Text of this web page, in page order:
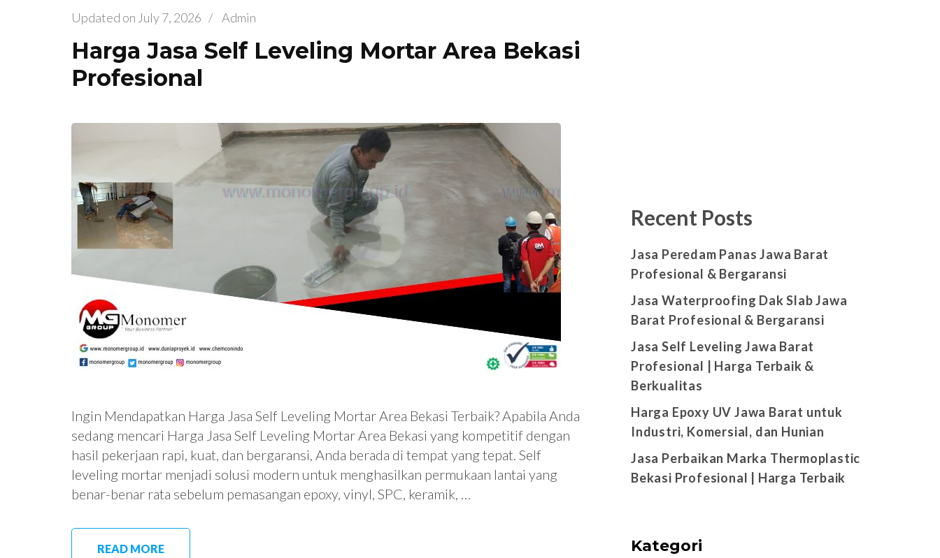
Updated on July 7, 2026 / Admin
Harga Jasa Self Leveling Mortar Area Bekasi
Profesional
Ingin Mendapatkan Harga Jasa Self Leveling Mortar Area Bekasi Terbaik? Apabila Anda
sedang mencari Harga Jasa Self Leveling Mortar Area Bekasi yang kompetitif dengan
hasil pekerjaan rapi, kuat, dan bergaransi, Anda berada di tempat yang tepat. Self
leveling mortar menjadi solusi modern untuk menghasilkan permukaan lantai yang
benar-benar rata sebelum pemasangan epoxy, vinyl, SPC, keramik, …
READ MORE
Recent Posts
Jasa Peredam Panas Jawa Barat
Profesional & Bergaransi
Jasa Waterproofing Dak Slab Jawa
Barat Profesional & Bergaransi
Jasa Self Leveling Jawa Barat
Profesional | Harga Terbaik &
Berkualitas
Harga Epoxy UV Jawa Barat untuk
Industri, Komersial, dan Hunian
Jasa Perbaikan Marka Thermoplastic
Bekasi Profesional | Harga Terbaik
Kategori